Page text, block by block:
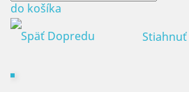
do košíka
Späť Dopredu Stiahnuť